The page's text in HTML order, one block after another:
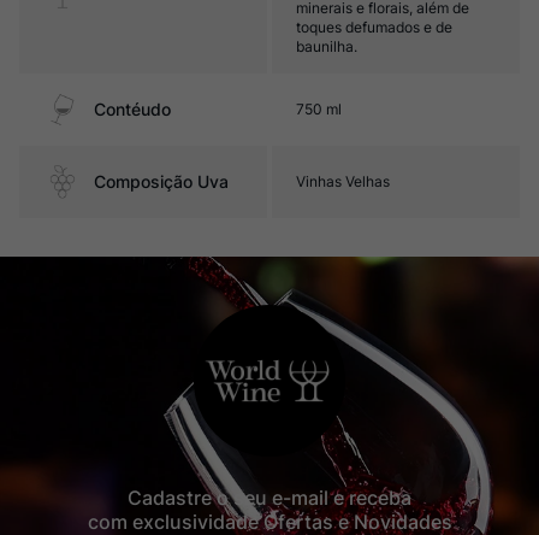
minerais e florais, além de
toques defumados e de
baunilha.
Contéudo 750 ml
Composição Uva Vinhas Velhas
Cadastre o seu e-mail e receba
com exclusividade Ofertas e Novidades